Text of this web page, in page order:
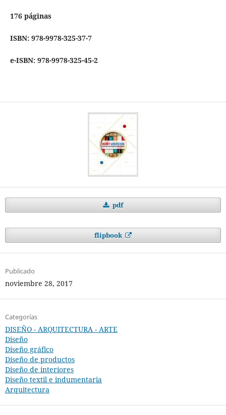
176 páginas
ISBN: 978-9978-325-37-7
e-ISBN: 978-9978-325-45-2
pdf
flipbook
Publicado
noviembre 28, 2017
Categorías
DISEÑO - ARQUITECTURA - ARTE
Diseño
Diseño gráfico
Diseño de productos
Diseño de interiores
Diseño textil e indumentaria
Arquitectura